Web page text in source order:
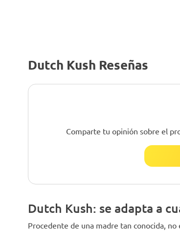
Dutch Kush Reseñas
Comparte tu opinión sobre el
Dutch Kush: se adapta a
Procedente de una madre tan conocida,